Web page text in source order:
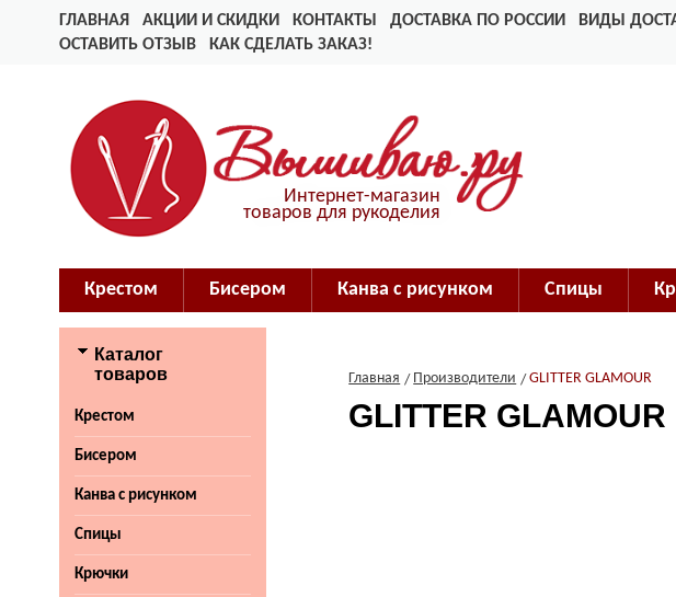
ГЛАВНАЯ АКЦИИ И СКИДКИ КОНТАКТЫ ДОСТАВКА ПО РОССИИ
ВИДЫ
ОСТАВИТЬ ОТЗЫВ
КАК СДЕЛАТЬ ЗАКАЗ!
Интернет-магазин
товаров для рукоделия
Крестом Бисером Канва с рисунком Спицы
Каталог
товаров
Крестом
Бисером
Канва с рисунком
Спицы
Крючки
Главная Производители GLITTER GLAMOUR
GLITTER GLAMOUR